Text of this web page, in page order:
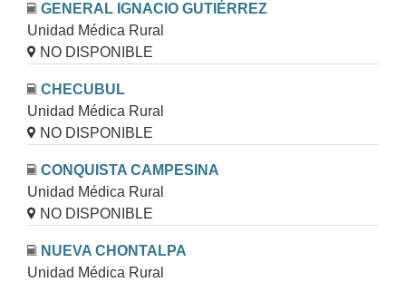
GENERAL IGNACIO GUTIÉRREZ
Unidad Médica Rural
NO DISPONIBLE
CHECUBUL
Unidad Médica Rural
NO DISPONIBLE
CONQUISTA CAMPESINA
Unidad Médica Rural
NO DISPONIBLE
NUEVA CHONTALPA
Unidad Médica Rural